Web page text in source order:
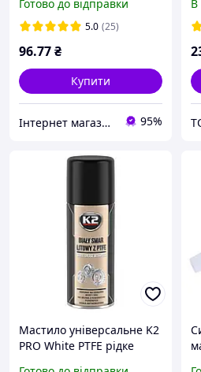
Готово до відправки
5.0 (25)
96.77₴
Купити
Інтернет магазин "Деталі". Запчастини для електро та бензоінструменту 95%
В
Мастило універсальне K2
PRO White PTFE рідке